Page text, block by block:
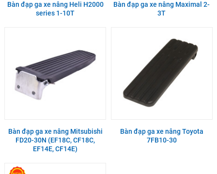
Bàn đạp ga xe nâng Heli H2000
series 1-10T
Bàn đạp ga xe nâng Maximal 2-
3T
Bàn đạp ga xe nâng Mitsubishi
FD20-30N (EF18C, CF18C,
EF14E, CF14E)
Bàn đạp ga xe nâng Toyota
7FB10-30